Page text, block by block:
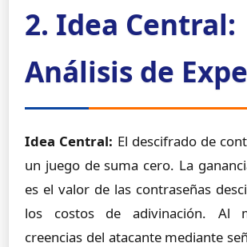
2. Idea Central:
Análisis de
Idea Central: El descifrado de
un juego de suma cero. La
es el valor de las contraseñas
los costos de adivinación. Al
creencias del atacante mediante